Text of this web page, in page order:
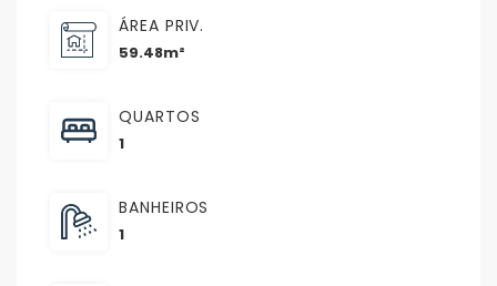
ÁREA PRIV.
59.48m²
QUARTOS
1
BANHEIROS
1